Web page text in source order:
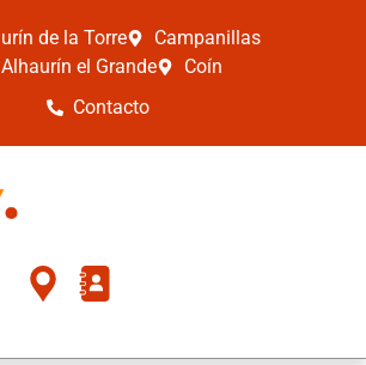
de la Torre
Campanillas
Alhaurín el Grande
Coín
Contacto